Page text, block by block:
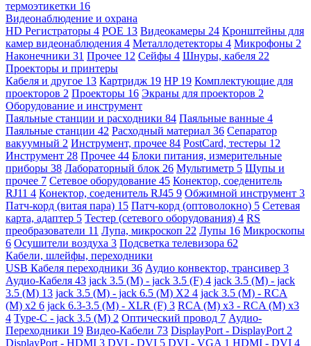
термоэтикетки 16
Видеонаблюдение и охрана
HD Регистраторы 4 POE 13 Видеокамеры 24 Кронштейны для
камер видеонаблюдения 4 Металлодетекторы 4 Микрофоны 2
Наконечники 31 Прочее 12 Сейфы 4 Шнуры, кабеля 22
Проекторы и принтеры
Кабеля и другое 13 Картридж 19 HP 19 Комплектующие для
проекторов 2 Проекторы 16 Экраны для проекторов 2
Оборудование и инструмент
Паяльные станции и расходники 84 Паяльные ванные 4
Паяльные станции 42 Расходный материал 36 Сепаратор
вакуумный 2 Инструмент, прочее 84 PostCard, тестеры 12
Инструмент 28 Прочее 44 Блоки питания, измерительные
приборы 38 Лабораторный блок 26 Мультиметр 5 Щупы и
прочее 7 Сетевое оборудование 45 Конектор, соеденитель
RJ11 4 Конектор, соеденитель RJ45 9 Обжимной инструмент 3
Патч-корд (витая пара) 15 Патч-корд (оптоволокно) 5 Сетевая
карта, адаптер 5 Тестер (сетевого оборудования) 4 RS
преобразователи 11 Лупа, микроскоп 22 Лупы 16 Микроскопы
6 Осушители воздуха 3 Подсветка телевизора 62
Кабели, шлейфы, переходники
USB Кабеля переходники 36 Аудио конвектор, трансивер 3
Аудио-Кабеля 43 jack 3.5 (M) - jack 3.5 (F) 4 jack 3.5 (M) - jack
3.5 (M) 13 jack 3.5 (M) - jack 6.5 (M) X2 4 jack 3.5 (M) - RCA
(M) x2 6 jack 6.3-3.5 (M) - XLR (F) 3 RCA (M) x3 - RCA (M) x3
4 Type-C - jack 3.5 (M) 2 Оптический провод 7 Аудио-
Переходники 19 Видео-Кабели 73 DisplayPort - DisplayPort 2
DisplayPort - HDMI 3 DVI - DVI 5 DVI - VGA 1 HDMI - DVI 4